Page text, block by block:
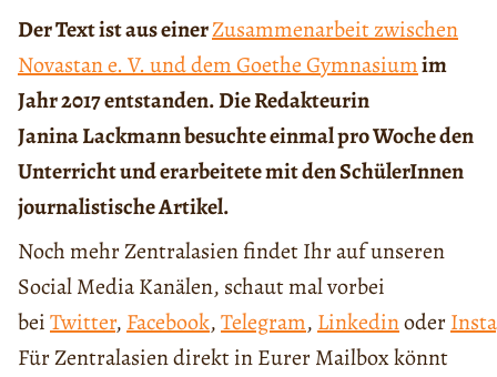
Der Text ist aus einerZusammenarbeit zwischen
Novastan e. V. und dem Goethe Gymnasiumim
Jahr 2017 entstanden. Die Redakteurin
JaninaLackmannbesuchte einmal pro Woche den
Unterricht und erarbeitete mit den SchülerInnen
journalistische Artikel.
Noch mehr Zentralasien findet Ihr auf unseren
Social Media Kanälen, schaut mal vorbei
beiTwitter, Facebook,Telegram, Linkedinoder
Für Zentralasien direkt in Eurer Mailbox könnt